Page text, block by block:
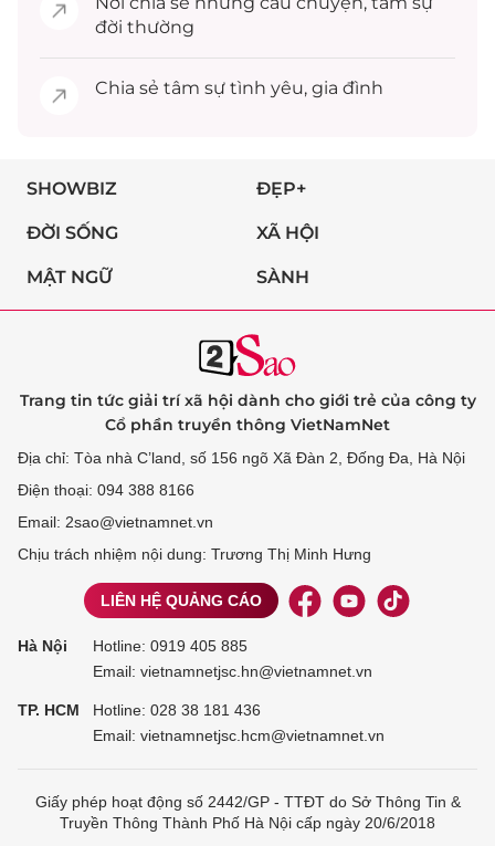
đời thường
Chia sẻ tâm sự tình yêu, gia đình
SHOWBIZ ĐẸP+
ĐỜI SỐNG XÃ HỘI
MẬT NGỮ SÀNH
Trang tin tức giải trí xã hội dành cho giới trẻ của công ty
Cổ phần truyền thông VietNamNet
Địa chỉ: Tòa nhà C’land, số 156 ngõ Xã Đàn 2, Đống Đa, Hà Nội
Điện thoại: 094 388 8166
Email: 2sao@vietnamnet.vn
Chịu trách nhiệm nội dung: Trương Thị Minh Hưng
LIÊN HỆ QUẢNG CÁO
Hà Nội Hotline: 0919 405 885
Email: vietnamnetjsc.hn@vietnamnet.vn
TP. HCM Hotline: 028 38 181 436
Email: vietnamnetjsc.hcm@vietnamnet.vn
Giấy phép hoạt động số 2442/GP - TTĐT do Sở Thông Tin &
Truyền Thông Thành Phố Hà Nội cấp ngày 20/6/2018